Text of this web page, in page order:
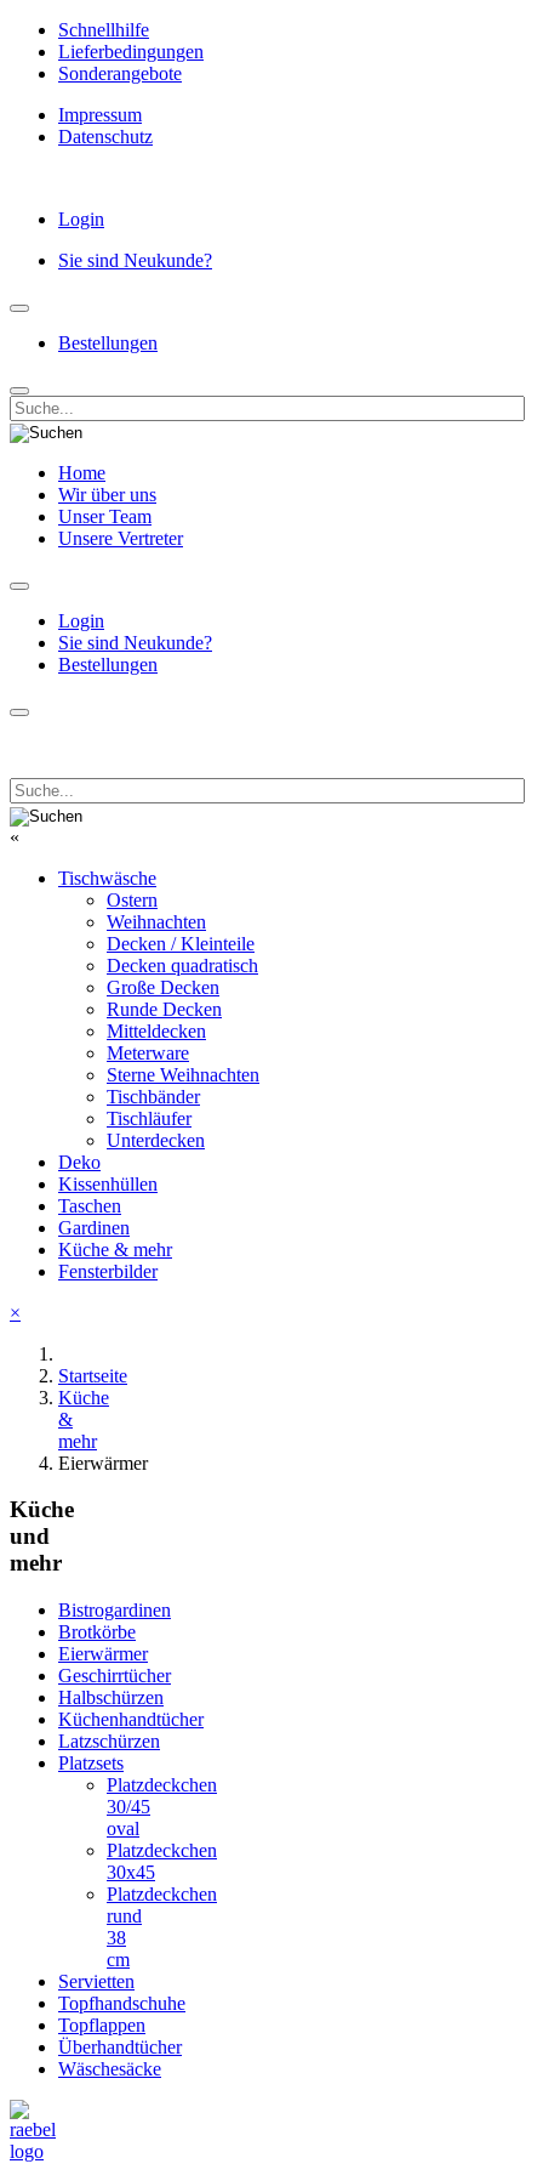
Schnellhilfe
Lieferbedingungen
Sonderangebote
Impressum
Datenschutz
Login
Sie sind Neukunde?
Bestellungen
Home
Wir über uns
Unser Team
Unsere Vertreter
Login
Sie sind Neukunde?
Bestellungen
«
Tischwäsche
Ostern
Weihnachten
Decken / Kleinteile
Decken quadratisch
Große Decken
Runde Decken
Mitteldecken
Meterware
Sterne Weihnachten
Tischbänder
Tischläufer
Unterdecken
Deko
Kissenhüllen
Taschen
Gardinen
Küche & mehr
Fensterbilder
×
Startseite
Küche
&
mehr
Eierwärmer
Küche
und
mehr
Bistrogardinen
Brotkörbe
Eierwärmer
Geschirrtücher
Halbschürzen
Küchenhandtücher
Latzschürzen
Platzsets
Platzdeckchen
30/45
oval
Platzdeckchen
30x45
Platzdeckchen
rund
38
cm
Servietten
Topfhandschuhe
Topflappen
Überhandtücher
Wäschesäcke